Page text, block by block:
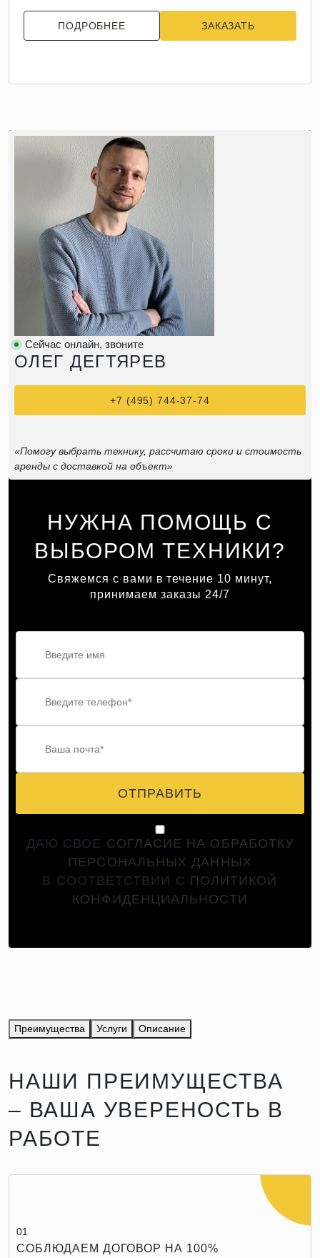
ПОДРОБНЕЕ ЗАКАЗАТЬ
НУЖНА ПОМОЩЬ С
ВЫБОРОМ ТЕХНИКИ?
Свяжемся с вами в течение 10 минут,
принимаем заказы 24/7
ОТПРАВИТЬ
ДАЮ СВОЕ СОГЛАСИЕ НА ОБРАБОТКУ
ПЕРСОНАЛЬНЫХ ДАННЫХ
В СООТВЕТСТВИИ С ПОЛИТИКОЙ
КОНФИДЕНЦИАЛЬНОСТИ
Сейчас онлайн, звоните
ОЛЕГ ДЕГТЯРЕВ
+7 (495) 744-37-74
«Помогу выбрать технику, рассчитаю сроки и стоимость
аренды с доставкой на объект»
Преимущества Услуги Описание
НАШИ ПРЕИМУЩЕСТВА
– ВАША УВЕРЕНОСТЬ В
РАБОТЕ
01
СОБЛЮДАЕМ ДОГОВОР НА 100%